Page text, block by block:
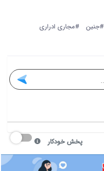
#جنین
#مجاری ادراری
پخش خودکار